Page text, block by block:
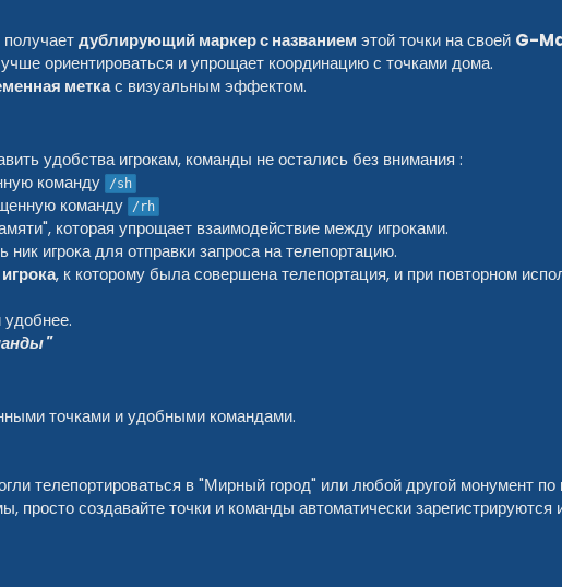
дублирующий маркер с названием этой точки на своей G-
ориентироваться и упрощает координацию с точками дома.
меткас визуальным эффектом.
удобства игрокам, команды не остались без внимания :
команду /sh
команду /rh
которая упрощает взаимодействие между игроками.
ник игрока для отправки запроса на телепортацию.
, к которому была совершена телепортация, и при повторном
точками и удобными командами.
телепортироваться в "Мирный город" или любой другой монумент по
создавайте точки и команды автоматически зарегистрируются